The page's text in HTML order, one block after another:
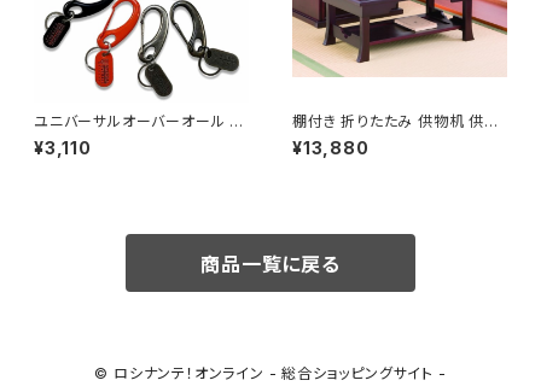
ユニバーサルオーバーオール カ
ラビナキーホルダー / ファッショ
ン バッグ・財布 小物
¥3,110
棚付き 折りたたみ 供物机 供物
台 仏具 仏事 / 生活雑貨 日用品
仏事・神事用品
¥13,880
商品一覧に戻る
© ロシナンテ！オンライン - 総合ショッピングサイト -